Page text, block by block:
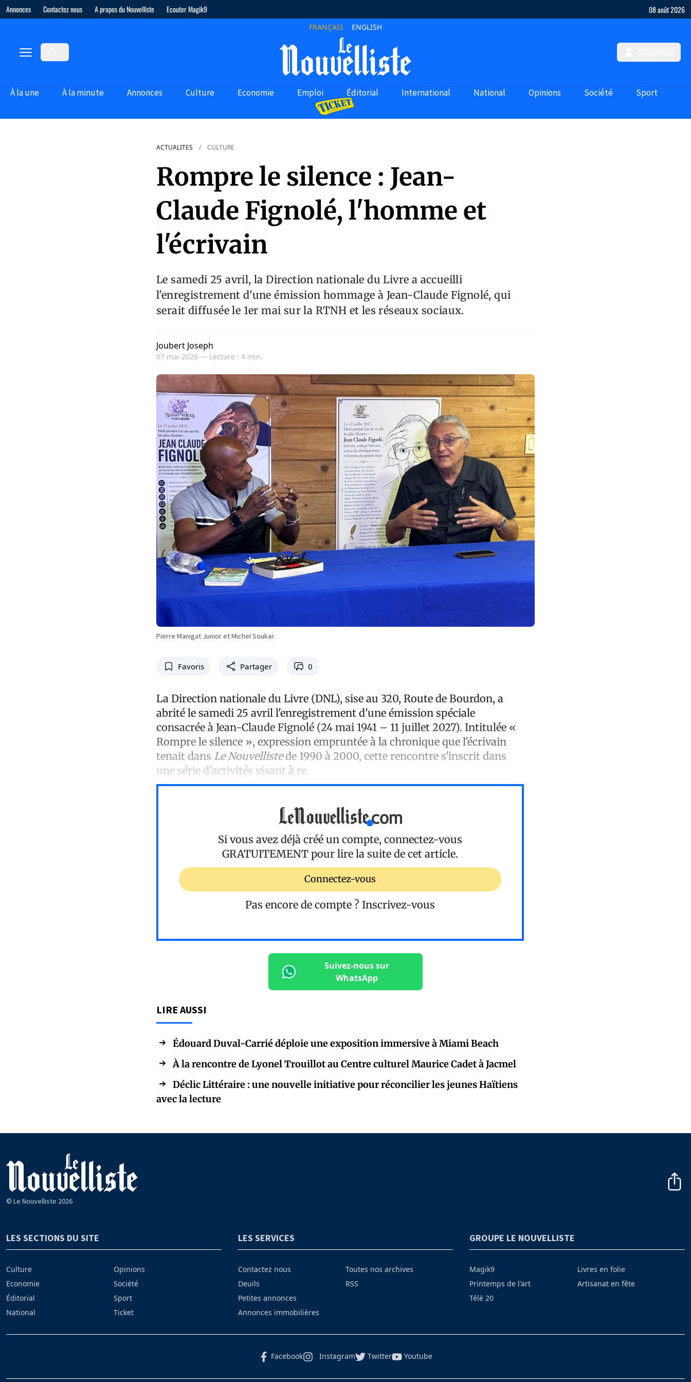
Annonces Contactez nous A propos du Nouvelliste Ecouter Magik9 08 août 2026
FRANÇAIS ENGLISH
À la une À la minute Annonces Culture Economie Emploi Éditorial International National Opinions Société Sport
ACTUALITES CULTURE
Rompre le silence : Jean-
Claude Fignolé, l'homme et
l'écrivain
Le samedi 25 avril, la Direction nationale du Livre a accueilli
l'enregistrement d'une émission hommage à Jean-Claude Fignolé, qui
serait diffusée le 1er mai sur la RTNH et les réseaux sociaux.
Joubert Joseph
07 mai 2026 — Lecture : 4 min.
Pierre Manigat Junior et Michel Soukar.
Favoris Partager 0
La Direction nationale du Livre (DNL), sise au 320, Route de Bourdon, a
abrité le samedi 25 avril l'enregistrement d'une émission spéciale
consacrée à Jean-Claude Fignolé (24 mai 1941 – 11 juillet 2027). Intitulée «
Rompre le silence », expression empruntée à la chronique que l'écrivain
tenait dans Le Nouvellistede 1990 à 2000, cette rencontre s'inscrit dans
une série d'activités visant à re
Si vous avez déjà créé un compte, connectez-vous
GRATUITEMENT pour lire la suite de cet article.
Connectez-vous
Pas encore de compte ? Inscrivez-vous
Suivez-nous sur
WhatsApp
LIRE AUSSI
Édouard Duval-Carrié déploie une exposition immersive à Miami Beach
À la rencontre de Lyonel Trouillot au Centre culturel Maurice Cadet à Jacmel
Déclic Littéraire : une nouvelle initiative pour réconcilier les jeunes Haïtiens
avec la lecture
© Le Nouvelliste 2026
LES SECTIONS DU SITE
Culture
Economie
Éditorial
National
Opinions
Société
Sport
Ticket
LES SERVICES
Contactez nous
Deuils
Petites annonces
Annonces immobilières
Toutes nos archives
RSS
GROUPE LE NOUVELLISTE
Magik9
Printemps de l'art
Télé 20
Livres en folie
Artisanat en fête
Facebook Instagram Twitter Youtube